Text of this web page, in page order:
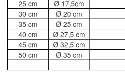
25 cm
Ø 17,5cm
30 cm
Ø 20 cm
35 cm
Ø 25 cm
40 cm
Ø 27,5 cm
45 cm
Ø 32,5 cm
50 cm
Ø 35 cm